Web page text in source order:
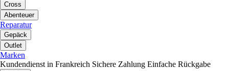
Cross
Abenteuer
Reparatur
Gepäck
Outlet
Marken
Kundendienst in Frankreich Sichere Zahlung Einfache Rückgabe